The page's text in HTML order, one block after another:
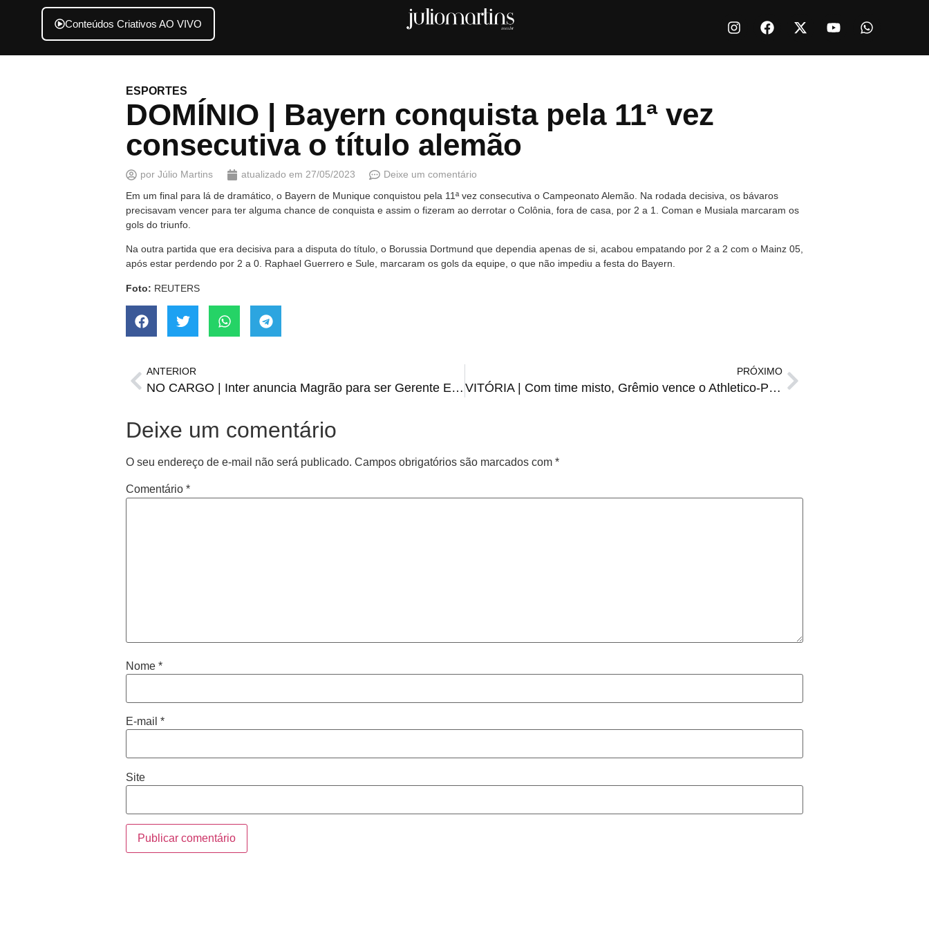
Conteúdos Criativos AO VIVO
ESPORTES
DOMÍNIO | Bayern conquista pela 11ª vez
consecutiva o título alemão
por Júlio Martins atualizado em 27/05/2023
Deixe um comentário
Em um final para lá de dramático, o Bayern de Munique conquistou pela 11ª vez consecutiva o Campeonato Alemão. Na rodada decisiva, os bávaros
precisavam vencer para ter alguma chance de conquista e assim o fizeram ao derrotar o Colônia, fora de casa, por 2 a 1. Coman e Musiala marcaram os
gols do triunfo.
Na outra partida que era decisiva para a disputa do título, o Borussia Dortmund que dependia apenas de si, acabou empatando por 2 a 2 com o Mainz 05,
após estar perdendo por 2 a 0. Raphael Guerrero e Sule, marcaram os gols da equipe, o que não impediu a festa do Bayern.
Foto: REUTERS
ANTERIOR
NO CARGO | Inter anuncia Magrão para ser Gerente Esportivo
PRÓXIMO
VITÓRIA | Com time misto, Grêmio vence o Athletico-PR na Baixada
Deixe um comentário
O seu endereço de e-mail não será publicado. Campos obrigatórios são marcados com *
Comentário *
Nome *
E-mail *
Site